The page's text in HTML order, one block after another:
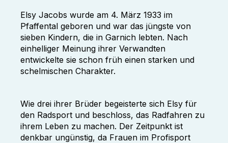
Elsy Jacobs wurde am 4. März 1933 im
Pfaffental geboren und war das jüngste von
sieben Kindern, die in Garnich lebten. Nach
einhelliger Meinung ihrer Verwandten
entwickelte sie schon früh einen starken und
schelmischen Charakter.
Wie drei ihrer Brüder begeisterte sich Elsy für
den Radsport und beschloss, das Radfahren zu
ihrem Leben zu machen. Der Zeitpunkt ist
denkbar ungünstig, da Frauen im Profisport